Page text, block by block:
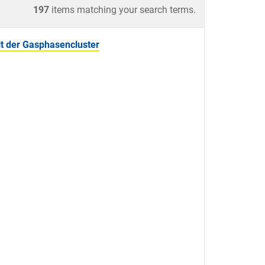
197 items matching your search terms.
der Gasphasencluster